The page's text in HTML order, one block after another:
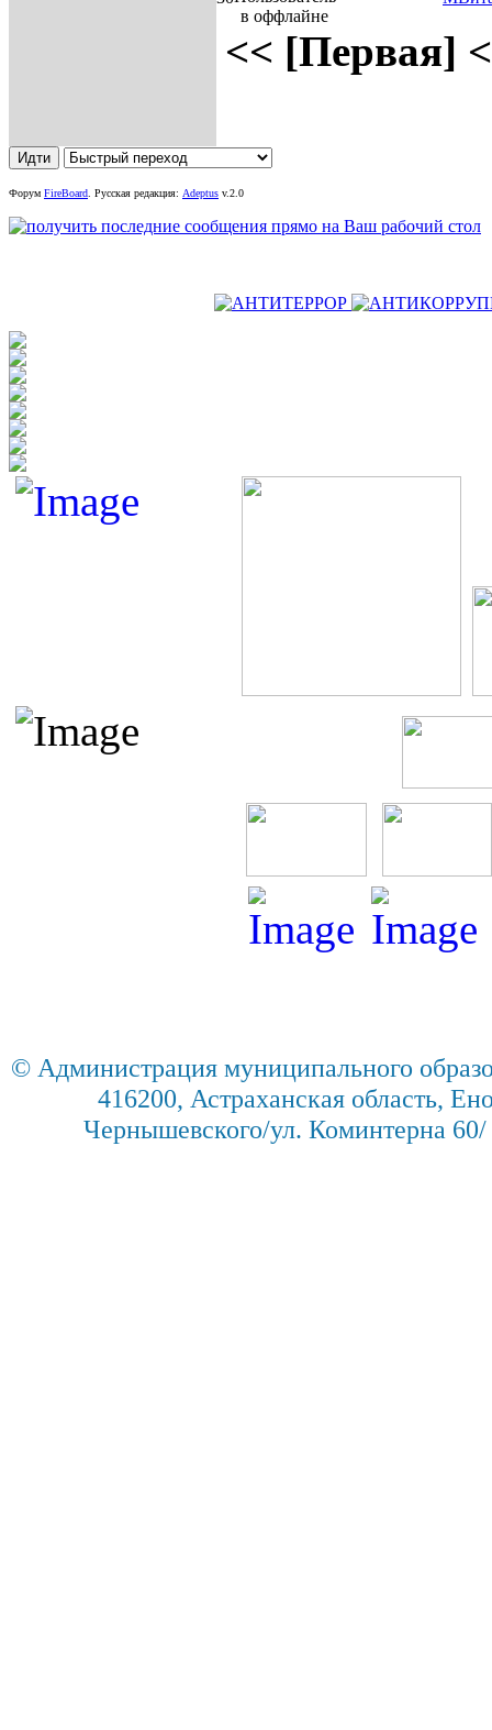
<< [Первая]
Форум FireBoard Русская редакция: Adeptus v.2.0
© Администрация муниципального
416200, Астраханская область,
Чернышевского/ул. Коминтерна